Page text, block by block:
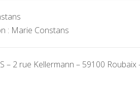
: Marie Constans
– 2 rue Kellermann – 59100 Roubaix